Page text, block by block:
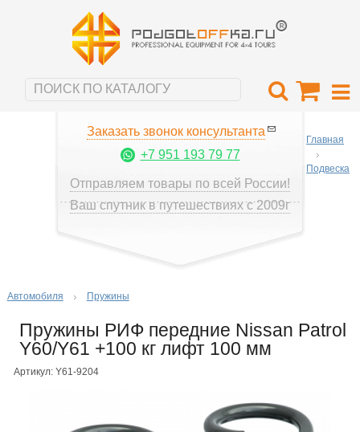
Заказать звонок консультанта
+7 951 193 79 77
Отправляем товары по всей России!
Ваш спутник в путешествиях с 2009г
Главная
Подвеска
Автомобиля Пружины
Пружины РИФ передние Nissan Patrol
Y60/Y61 +100 кг лифт 100 мм
Артикул: Y61-9204